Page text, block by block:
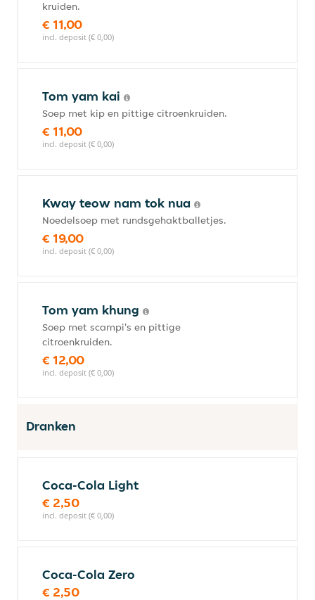
kruiden.
€ 11,00
incl. deposit (€ 0,00)
Tom yam kai
Soep met kip en pittige citroenkruiden.
€ 11,00
incl. deposit (€ 0,00)
Kway teow nam tok nua
Noedelsoep met rundsgehaktballetjes.
€ 19,00
incl. deposit (€ 0,00)
Tom yam khung
Soep met scampi's en pittige
citroenkruiden.
€ 12,00
incl. deposit (€ 0,00)
Dranken
Coca-Cola Light
€ 2,50
incl. deposit (€ 0,00)
Coca-Cola Zero
€ 2,50